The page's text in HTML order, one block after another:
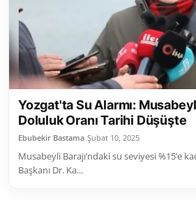
Toplum ve Yaşam
Sivil Toplum Kuruluşları
Kamu Kurumları ve Üst Kurullar
Resmi Reklamlar
Yozgat'ta Su Alarmı:
Doluluk Oranı Tarihi Düşüşte
Ebubekir Bastama Şubat 10, 2025
Musabeyli Barajı’ndaki su seviyesi %15’e
Başkanı Dr. Ka...